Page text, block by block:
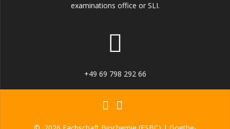
examinations office or SLI.
+49 69 798 292 66